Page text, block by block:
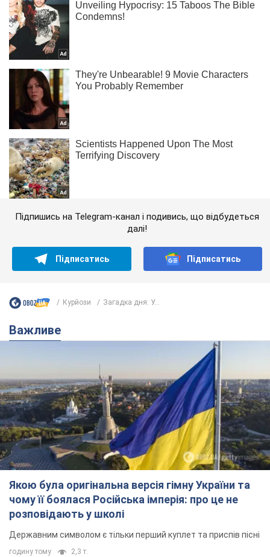
Підпишись на Telegram-канал і подивись, що відбудеться
далі!
Підписатись Підписатись
Курйози Загадка дня: У...
Важливе
Якою була оригінальна версія гімну України та
чому її боялася Російська імперія: про це не
розповідають у школі
Державним символом є тільки перший куплет та приспів пісні
годину тому 2,3 т.